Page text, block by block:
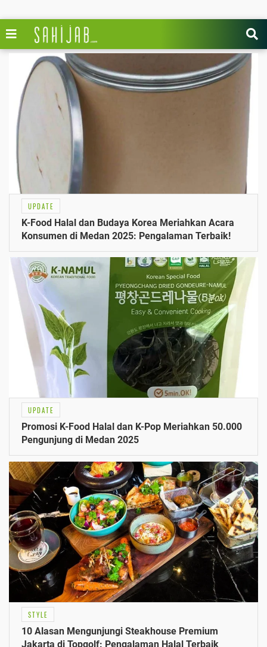
UPDATE
K-Food Halal dan Budaya Korea Meriahkan Acara
Konsumen di Medan 2025: Pengalaman Terbaik!
UPDATE
Promosi K-Food Halal dan K-Pop Meriahkan 50.000
Pengunjung di Medan 2025
STYLE
10 Alasan Mengunjungi Steakhouse Premium
Jakarta di Topgolf: Pengalaman Halal Terbaik